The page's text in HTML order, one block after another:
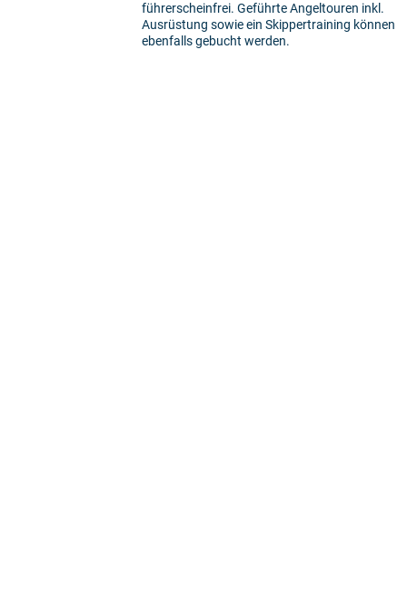
führerscheinfrei. Geführte Angeltouren inkl.
Ausrüstung sowie ein Skippertraining können
ebenfalls gebucht werden.